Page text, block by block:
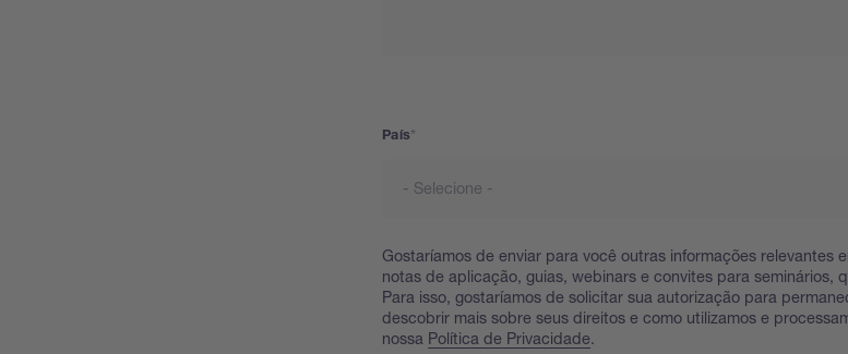
País
Gostaríamos de enviar para você outras informações relevantes
notas de aplicação, guias, webinars e convites para seminários,
Para isso, gostaríamos de solicitar sua autorização para
descobrir mais sobre seus direitos e como utilizamos e
nossa Política de Privacidade.